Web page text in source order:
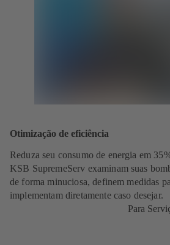
Otimização de eficiência
Reduza seu consumo de energia em
KSB SupremeServ examinam suas
de forma minuciosa, definem medidas
implementam diretamente caso desejar.
Para